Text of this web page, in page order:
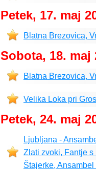
Petek, 17. maj
Blatna Brezovica,
Sobota, 18. maj
Blatna Brezovica,
Velika Loka pri
Petek, 24. maj
Ljubljana -
Zlati zvoki, Fantje s
Štajerke,